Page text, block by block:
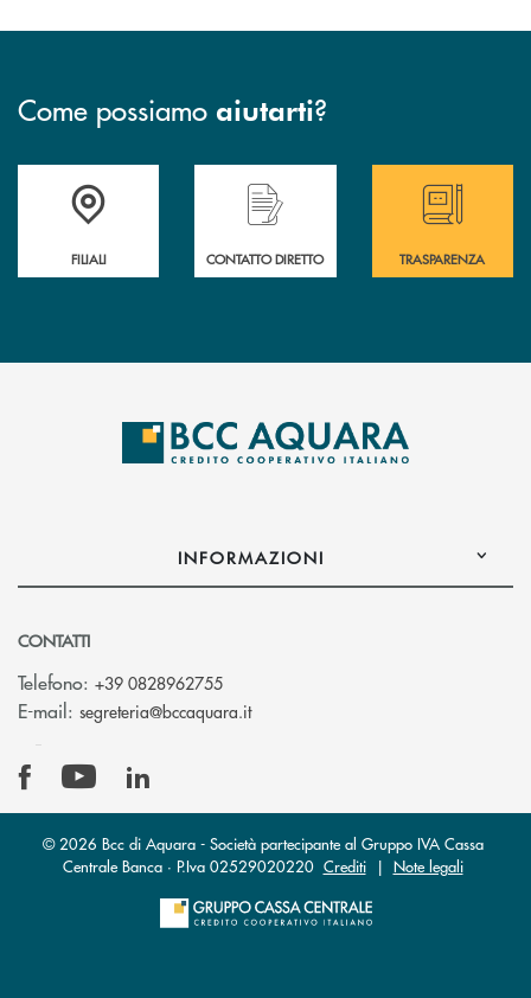
Come possiamo aiutarti?
Trova la filiale più vicina a te
FILIALI
Hai bisogno di assistenza immediata ?
CONTATTO DIRETTO
Hai bisogno di
TRASPARENZA
INFORMAZIONI
CONTATTI
Telefono: +39 0828962755
E-mail: segreteria@bccaquara.it(si apre l’app di posta elettronica)
© 2026 Bcc di Aquara - Società partecipante al Gruppo IVA Cassa
Centrale Banca · P.Iva 02529020220 Crediti| Note legali